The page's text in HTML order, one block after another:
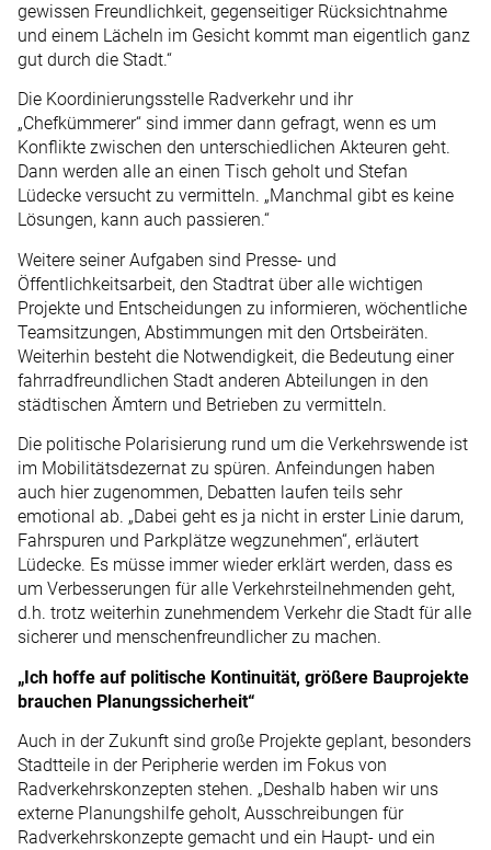
gewissen Freundlichkeit, gegenseitiger Rücksichtnahme
und einem Lächeln im Gesicht kommt man eigentlich ganz
gut durch die Stadt.“
Die Koordinierungsstelle Radverkehr und ihr
„Chefkümmerer“ sind immer dann gefragt, wenn es um
Konflikte zwischen den unterschiedlichen Akteuren geht.
Dann werden alle an einen Tisch geholt und Stefan
Lüdecke versucht zu vermitteln. „Manchmal gibt es keine
Lösungen, kann auch passieren.“
Weitere seiner Aufgaben sind Presse- und
Öffentlichkeitsarbeit, den Stadtrat über alle wichtigen
Projekte und Entscheidungen zu informieren, wöchentliche
Teamsitzungen, Abstimmungen mit den Ortsbeiräten.
Weiterhin besteht die Notwendigkeit, die Bedeutung einer
fahrradfreundlichen Stadt anderen Abteilungen in den
städtischen Ämtern und Betrieben zu vermitteln.
Die politische Polarisierung rund um die Verkehrswende ist
im Mobilitätsdezernat zu spüren. Anfeindungen haben
auch hier zugenommen, Debatten laufen teils sehr
emotional ab. „Dabei geht es ja nicht in erster Linie darum,
Fahrspuren und Parkplätze wegzunehmen“, erläutert
Lüdecke. Es müsse immer wieder erklärt werden, dass es
um Verbesserungen für alle Verkehrsteilnehmenden geht,
d.h. trotz weiterhin zunehmendem Verkehr die Stadt für alle
sicherer und menschenfreundlicher zu machen.
„Ich hoffe auf politische Kontinuität, größere Bauprojekte
brauchen Planungssicherheit“
Auch in der Zukunft sind große Projekte geplant, besonders
Stadtteile in der Peripherie werden im Fokus von
Radverkehrskonzepten stehen. „Deshalb haben wir uns
externe Planungshilfe geholt, Ausschreibungen für
Radverkehrskonzepte gemacht und ein Haupt- und ein